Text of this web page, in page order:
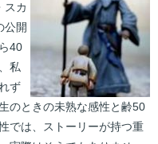
スカ
公開
40
私
ず
のときの未熟な感性と齢50
では、ストーリーが持つ重